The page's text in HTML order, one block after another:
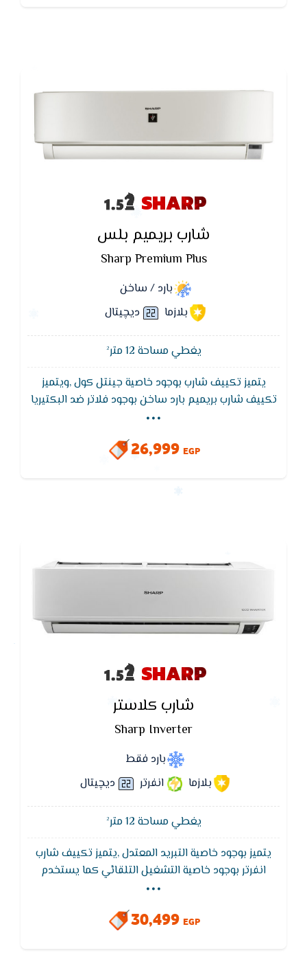
SHARP
شارب بريميم بلس
Sharp Premium Plus
بارد / ساخن
بلازما
ديچيتال
يغطي مساحة 12 متر²
يتميز تكييف شارب بوجود خاصية جينتل كول ,ويتميز
تكييف شارب بريميم بارد ساخن بوجود فلاتر ضد البكتيريا
ويعمل تكييف شارب بخاصية التبريد السريع للوصول لدرجة
تكييف شارب بالتشغيل الهادئ التى تأخذ حيز كبير من
...
26,999 EGP
SHARP
شارب كلاستر
Sharp Inverter
بارد فقط
بلازما
انفرتر ديچيتال
يغطي مساحة 12 متر²
يتميز بوجود خاصية التبريد المعتدل ,يتميز تكييف شارب
انفرتر بوجود خاصية التشغيل التلقائي كما يستخدم
تكييف شارب خاصية MCHX لتوفير الكهرباء حيث يقوم
تكييف شارب بتوفير 40%من التيار الكهربى,تكييف شارب
العربى هو الوحيد الذى لديه القدرة على تغيير درجات
...
30,499 EGP